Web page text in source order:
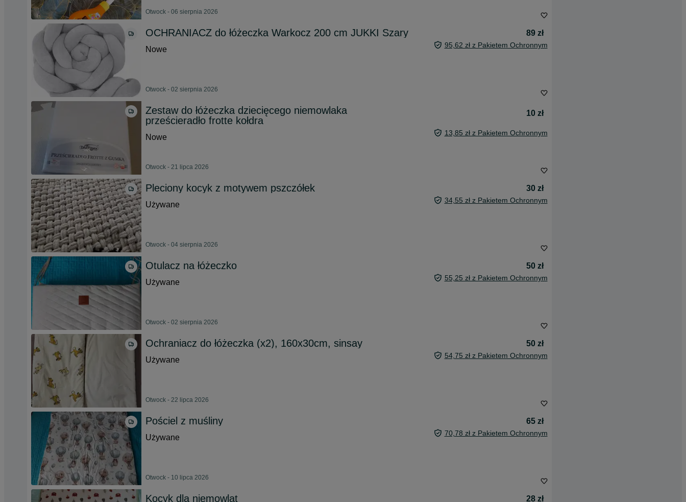
Otwock - 06 sierpnia 2026
OCHRANIACZ do łóżeczka Warkocz 200 cm JUKKI Szary
89 zł
Nowe
95,62 zł z Pakietem Ochronnym
Otwock - 02 sierpnia 2026
Zestaw do łóżeczka dziecięcego niemowlaka
prześcieradło frotte kołdra
10 zł
Nowe 13,85 zł z Pakietem Ochronnym
Otwock - 21 lipca 2026
Pleciony kocyk z motywem pszczółek
30 zł
Używane
34,55 zł z Pakietem Ochronnym
Otwock - 04 sierpnia 2026
Otulacz na łóżeczko
50 zł
Używane
55,25 zł z Pakietem Ochronnym
Otwock - 02 sierpnia 2026
Ochraniacz do łóżeczka (x2), 160x30cm, sinsay
50 zł
Używane
54,75 zł z Pakietem Ochronnym
Otwock - 22 lipca 2026
Pościel z muśliny
65 zł
Używane
70,78 zł z Pakietem Ochronnym
Otwock - 10 lipca 2026
Kocyk dla niemowlat 28 zł